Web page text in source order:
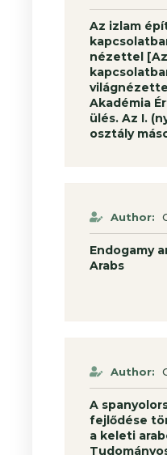
Az izlam
nézettel
Akadémia
ülés. Az I.
osztály
Author:
Endogamy
Arabs
Author:
A
fejlődése
a keleti